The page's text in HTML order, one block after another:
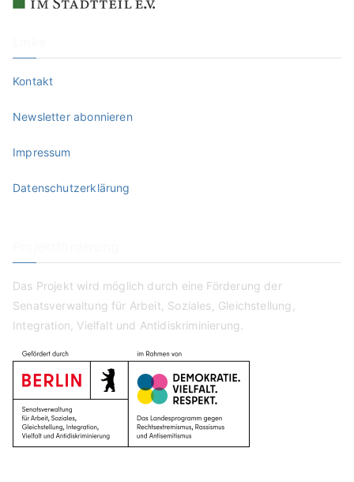
Kontakt
Newsletter abonnieren
Impressum
Datenschutzerklärung
Das Projekt wird möglich durch eine Förderung der
Senatsverwaltung für Arbeit, Soziales, Gleichstellung,
Integration, Vielfalt und Antidiskriminierung.